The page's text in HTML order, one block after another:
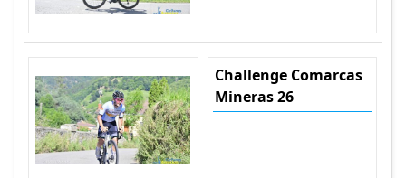
Challenge Comarcas
Mineras 26